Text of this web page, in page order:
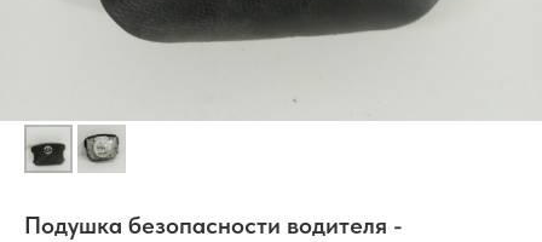
Подушка безопасности водителя -